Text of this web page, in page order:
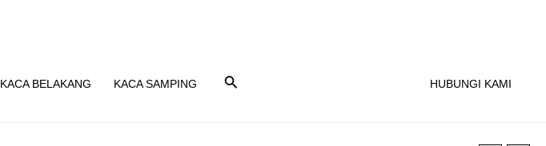
KACA BELAKANG KACA SAMPING HUBUNGI KAMI